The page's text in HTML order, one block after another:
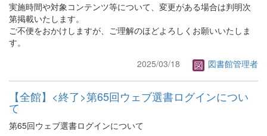
実施時間や対象コンテンツ等について、変更がある場合は判明次
第掲載いたします。
ご不便をおかけしますが、ご理解のほどよろしくお願いいたしま
す。
2025/03/18
図書館管理者
【全館】<終了>第65回ウェブ選書ログインについ
て
第65回ウェブ選書ログインについて